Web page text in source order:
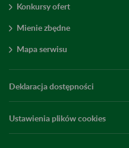
Konkursy ofert
Mienie zbędne
Mapa serwisu
Deklaracja dostępności
Ustawienia plików cookies